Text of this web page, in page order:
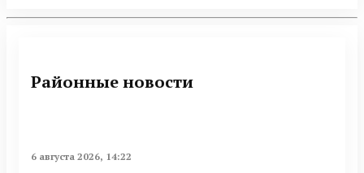
Районные новости
6 августа 2026, 14:22